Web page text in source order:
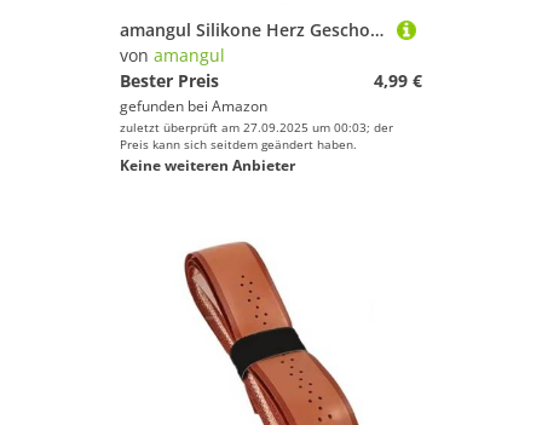
amangul Silikone Herz Geschockte Absorberschwingungen Dämpfung Modische Tennis Dämpfung Für Tennisschläger Professionelle Vibrationskontrolle
von amangul
Bester Preis
4,99 €
gefunden bei Amazon
zuletzt überprüft am 27.09.2025 um 00:03; der
Preis kann sich seitdem geändert haben.
Keine weiteren Anbieter